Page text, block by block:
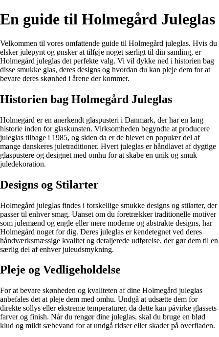
En guide til Holmegård Juleglas
Velkommen til vores omfattende guide til Holmegård juleglas. Hvis du
elsker julepynt og ønsker at tilføje noget særligt til din samling, er
Holmegård juleglas det perfekte valg. Vi vil dykke ned i historien bag
disse smukke glas, deres designs og hvordan du kan pleje dem for at
bevare deres skønhed i årene der kommer.
Historien bag Holmegård Juleglas
Holmegård er en anerkendt glaspusteri i Danmark, der har en lang
historie inden for glaskunsten. Virksomheden begyndte at producere
juleglas tilbage i 1985, og siden da er de blevet en populær del af
mange danskeres juletraditioner. Hvert juleglas er håndlavet af dygtige
glaspustere og designet med omhu for at skabe en unik og smuk
juledekoration.
Designs og Stilarter
Holmegård juleglas findes i forskellige smukke designs og stilarter, der
passer til enhver smag. Uanset om du foretrækker traditionelle motiver
som julemænd og engle eller mere moderne og abstrakte designs, har
Holmegård noget for dig. Deres juleglas er kendetegnet ved deres
håndværksmæssige kvalitet og detaljerede udførelse, der gør dem til en
særlig del af enhver juleudsmykning.
Pleje og Vedligeholdelse
For at bevare skønheden og kvaliteten af dine Holmegård juleglas
anbefales det at pleje dem med omhu. Undgå at udsætte dem for
direkte sollys eller ekstreme temperaturer, da dette kan påvirke glassets
farver og finish. Når du rengør dine juleglas, skal du bruge en blød
klud og mildt sæbevand for at undgå ridser eller skader på overfladen.